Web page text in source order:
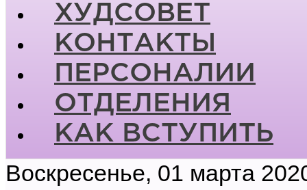
ХУДСОВЕТ
КОНТАКТЫ
ПЕРСОНАЛИИ
ОТДЕЛЕНИЯ
КАК ВСТУПИТЬ
Воскресенье, 01 марта